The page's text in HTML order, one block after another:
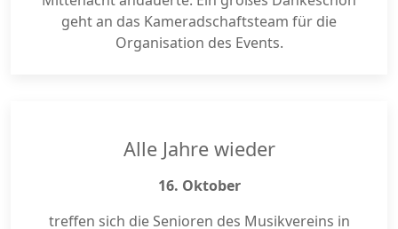
geht an das Kameradschaftsteam für die
Organisation des Events.
Alle Jahre wieder
16. Oktober
treffen sich die Senioren des Musikvereins in